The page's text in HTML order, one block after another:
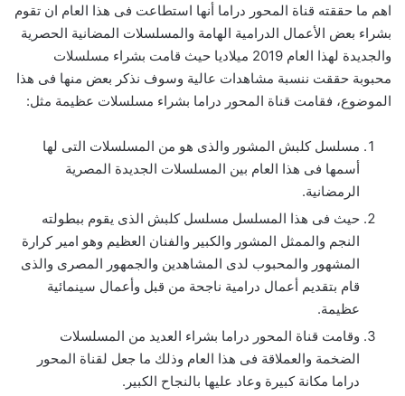
اهم ما حققته قناة المحور دراما أنها استطاعت فى هذا العام ان تقوم
بشراء بعض الأعمال الدرامية الهامة والمسلسلات المضانية الحصرية
والجديدة لهذا العام 2019 ميلاديا حيث قامت بشراء مسلسلات
محبوبة حققت ننسبة مشاهدات عالية وسوف نذكر بعض منها فى هذا
الموضوع، فقامت قناة المحور دراما بشراء مسلسلات عظيمة مثل:
مسلسل كلبش المشور والذى هو من المسلسلات التى لها
أسمها فى هذا العام بين المسلسلات الجديدة المصرية
الرمضانية.
حيث فى هذا المسلسل مسلسل كلبش الذى يقوم ببطولته
النجم والممثل المشور والكبير والفنان العظيم وهو امير كرارة
المشهور والمحبوب لدى المشاهدين والجمهور المصرى والذى
قام بتقديم أعمال درامية ناجحة من قبل وأعمال سينمائية
عظيمة.
وقامت قناة المحور دراما بشراء العديد من المسلسلات
الضخمة والعملاقة فى هذا العام وذلك ما جعل لقناة المحور
دراما مكانة كبيرة وعاد عليها بالنجاح الكبير.